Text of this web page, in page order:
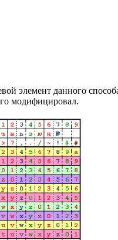
элемент данного
модифицировал.